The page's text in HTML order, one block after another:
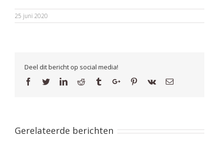
25 juni 2020
Deel dit bericht op social media!
Facebook
TwitterLinkedinReddit TumblrGoogle+Pinterest
Vk Email
Gerelateerde berichten